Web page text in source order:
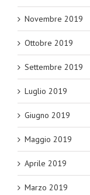
Novembre 2019
Ottobre 2019
Settembre 2019
Luglio 2019
Giugno 2019
Maggio 2019
Aprile 2019
Marzo 2019